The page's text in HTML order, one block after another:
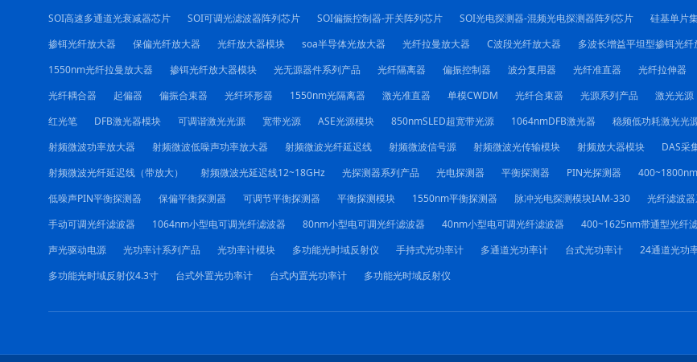
SOI高速多通道光衰减器芯片
SOI可调光滤波器阵列芯片 SOI偏振控制器-开关阵列芯片 SOI光电探测器-混频光电探测器阵列芯片 硅基单片
掺铒光纤放大器
保偏光纤放大器 光纤放大器模块 soa半导体光放大器 光纤拉曼放大器 C波段光纤放大器 多波长增益平坦型掺铒光纤
1550nm光纤拉曼放大器
掺铒光纤放大器模块 光无源器件系列产品 光纤隔离器 偏振控制器 波分复用器 光纤准直器 光纤拉伸器
光纤耦合器
起偏器 偏振合束器 光纤环形器 1550nm光隔离器 激光准直器 单模CWDM 光纤合束器 光源系列产品 激光光源
红光笔
DFB激光器模块 可调谐激光光源 宽带光源 ASE光源模块 850nmSLED超宽带光源 1064nmDFB激光器 稳频低功耗激光光
射频微波功率放大器
射频微波低噪声功率放大器 射频微波光纤延迟线 射频微波信号源 射频微波光传输模块 射频放大器模块 DAS采
射频微波光纤延迟线（带放大）
射频微波光延迟线12~18GHz 光探测器系列产品 光电探测器 平衡探测器 PIN光探测器
低噪声PIN平衡探测器
保偏平衡探测器 可调节平衡探测器 平衡探测模块 1550nm平衡探测器 脉冲光电探测模块IAM-330 光纤滤波
手动可调光纤滤波器
1064nm小型电可调光纤滤波器 80nm小型电可调光纤滤波器 40nm小型电可调光纤滤波器 400~1625nm带通型光纤
声光驱动电源
光功率计系列产品 光功率计模块 多功能光时域反射仪 手持式光功率计 多通道光功率计 台式光功率计 24通道光功
多功能光时域反射仪4.3寸
台式外置光功率计 台式内置光功率计 多功能光时域反射仪